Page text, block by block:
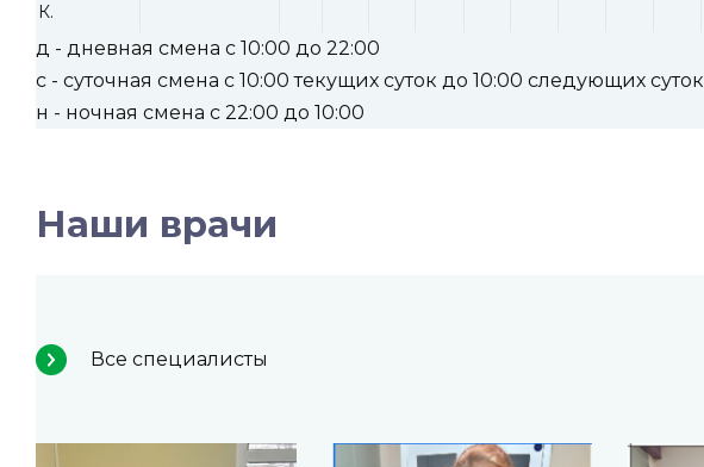
К.
д - дневная смена с 10:00 до 22:00
с - суточная смена с 10:00 текущих суток до 10:00 следующих суток
н - ночная смена с 22:00 до 10:00
Наши врачи
Все специалисты